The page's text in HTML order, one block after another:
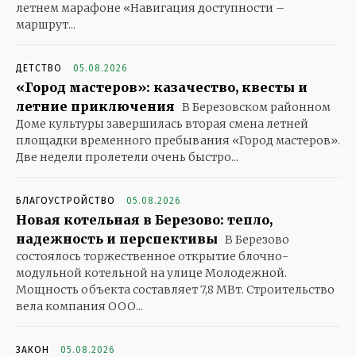
летнем марафоне «Навигация доступности –
маршрут...
ДЕТСТВО 05.08.2026
«Город мастеров»: казачество, квесты и
летние приключения В Березовском районном
Доме культуры завершилась вторая смена летней
площадки временного пребывания «Город мастеров».
Две недели пролетели очень быстро...
БЛАГОУСТРОЙСТВО 05.08.2026
Новая котельная в Березово: тепло,
надежность и перспективы В Березово
состоялось торжественное открытие блочно-
модульной котельной на улице Молодежной.
Мощность объекта составляет 7,8 МВт. Строительство
вела компания ООО...
ЗАКОН 05.08.2026